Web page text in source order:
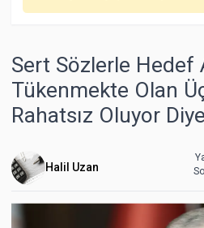
Sert Sözlerle Hedef
Tükenmekte Olan
Rahatsız Oluyor
Halil Uzan